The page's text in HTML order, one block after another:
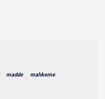
madde mahkeme